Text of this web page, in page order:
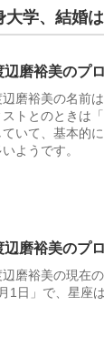
学、結婚
辺磨裕美のプ
辺磨裕美の名前
ストとのときは
ていて、基本的
いようです。
辺磨裕美のプ
辺磨裕美の現在
1日」で、星座